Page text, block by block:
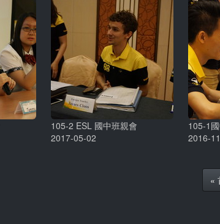
105-2 ESL 國中班親會
2017-05-02
105-1
2016-
«